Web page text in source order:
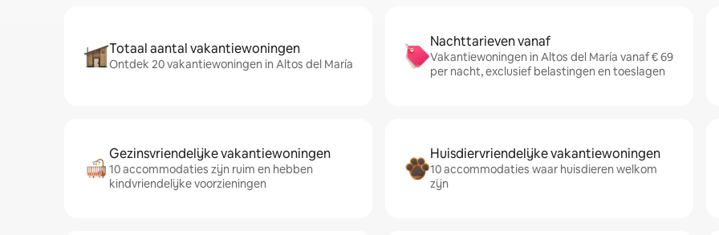
Totaal aantal vakantiewoningen
Ontdek 20 vakantiewoningen in Altos del María
Nachttarieven vanaf
Vakantiewoningen in Altos del María vanaf € 69
per nacht, exclusief belastingen en toeslagen
Gezinsvriendelijke vakantiewoningen
10 accommodaties zijn ruim en hebben
kindvriendelijke voorzieningen
Huisdiervriendelijke vakantiewoningen
10 accommodaties waar huisdieren welkom
zijn